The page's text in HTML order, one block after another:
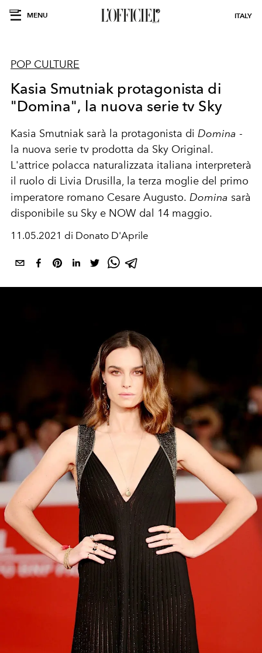
MENU ITALY
POP CULTURE
Kasia Smutniak protagonista di
"Domina", la nuova serie tv Sky
Kasia Smutniak sarà la protagonista di Domina -
la nuova serie tv prodotta da Sky Original.
L'attrice polacca naturalizzata italiana interpreterà
il ruolo di Livia Drusilla, la terza moglie del primo
imperatore romano Cesare Augusto. Domina sarà
disponibile su Sky e NOW dal 14 maggio.
11.05.2021 di Donato D'Aprile